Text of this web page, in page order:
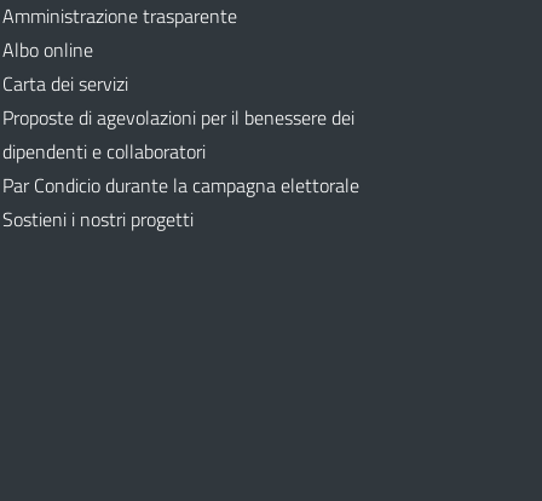
Amministrazione trasparente
Albo online
Carta dei servizi
Proposte di agevolazioni per il benessere dei
dipendenti e collaboratori
Par Condicio durante la campagna elettorale
Sostieni i nostri progetti